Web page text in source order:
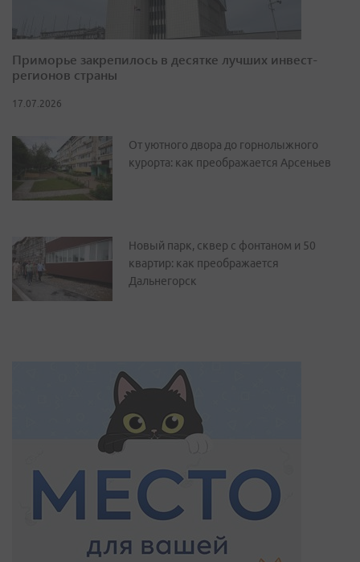
Приморье закрепилось в десятке лучших инвест-
регионов страны
17.07.2026
От уютного двора до горнолыжного
курорта: как преображается Арсеньев
Новый парк, сквер с фонтаном и 50
квартир: как преображается
Дальнегорск